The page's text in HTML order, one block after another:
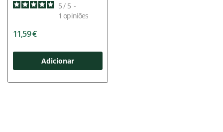
5/ 5 -
1 opiniões
11,59 €
Adicionar